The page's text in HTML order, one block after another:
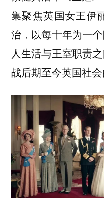
集聚焦英国女王伊
治，以每十年为一
人生活与王室职责
战后期至今英国社会